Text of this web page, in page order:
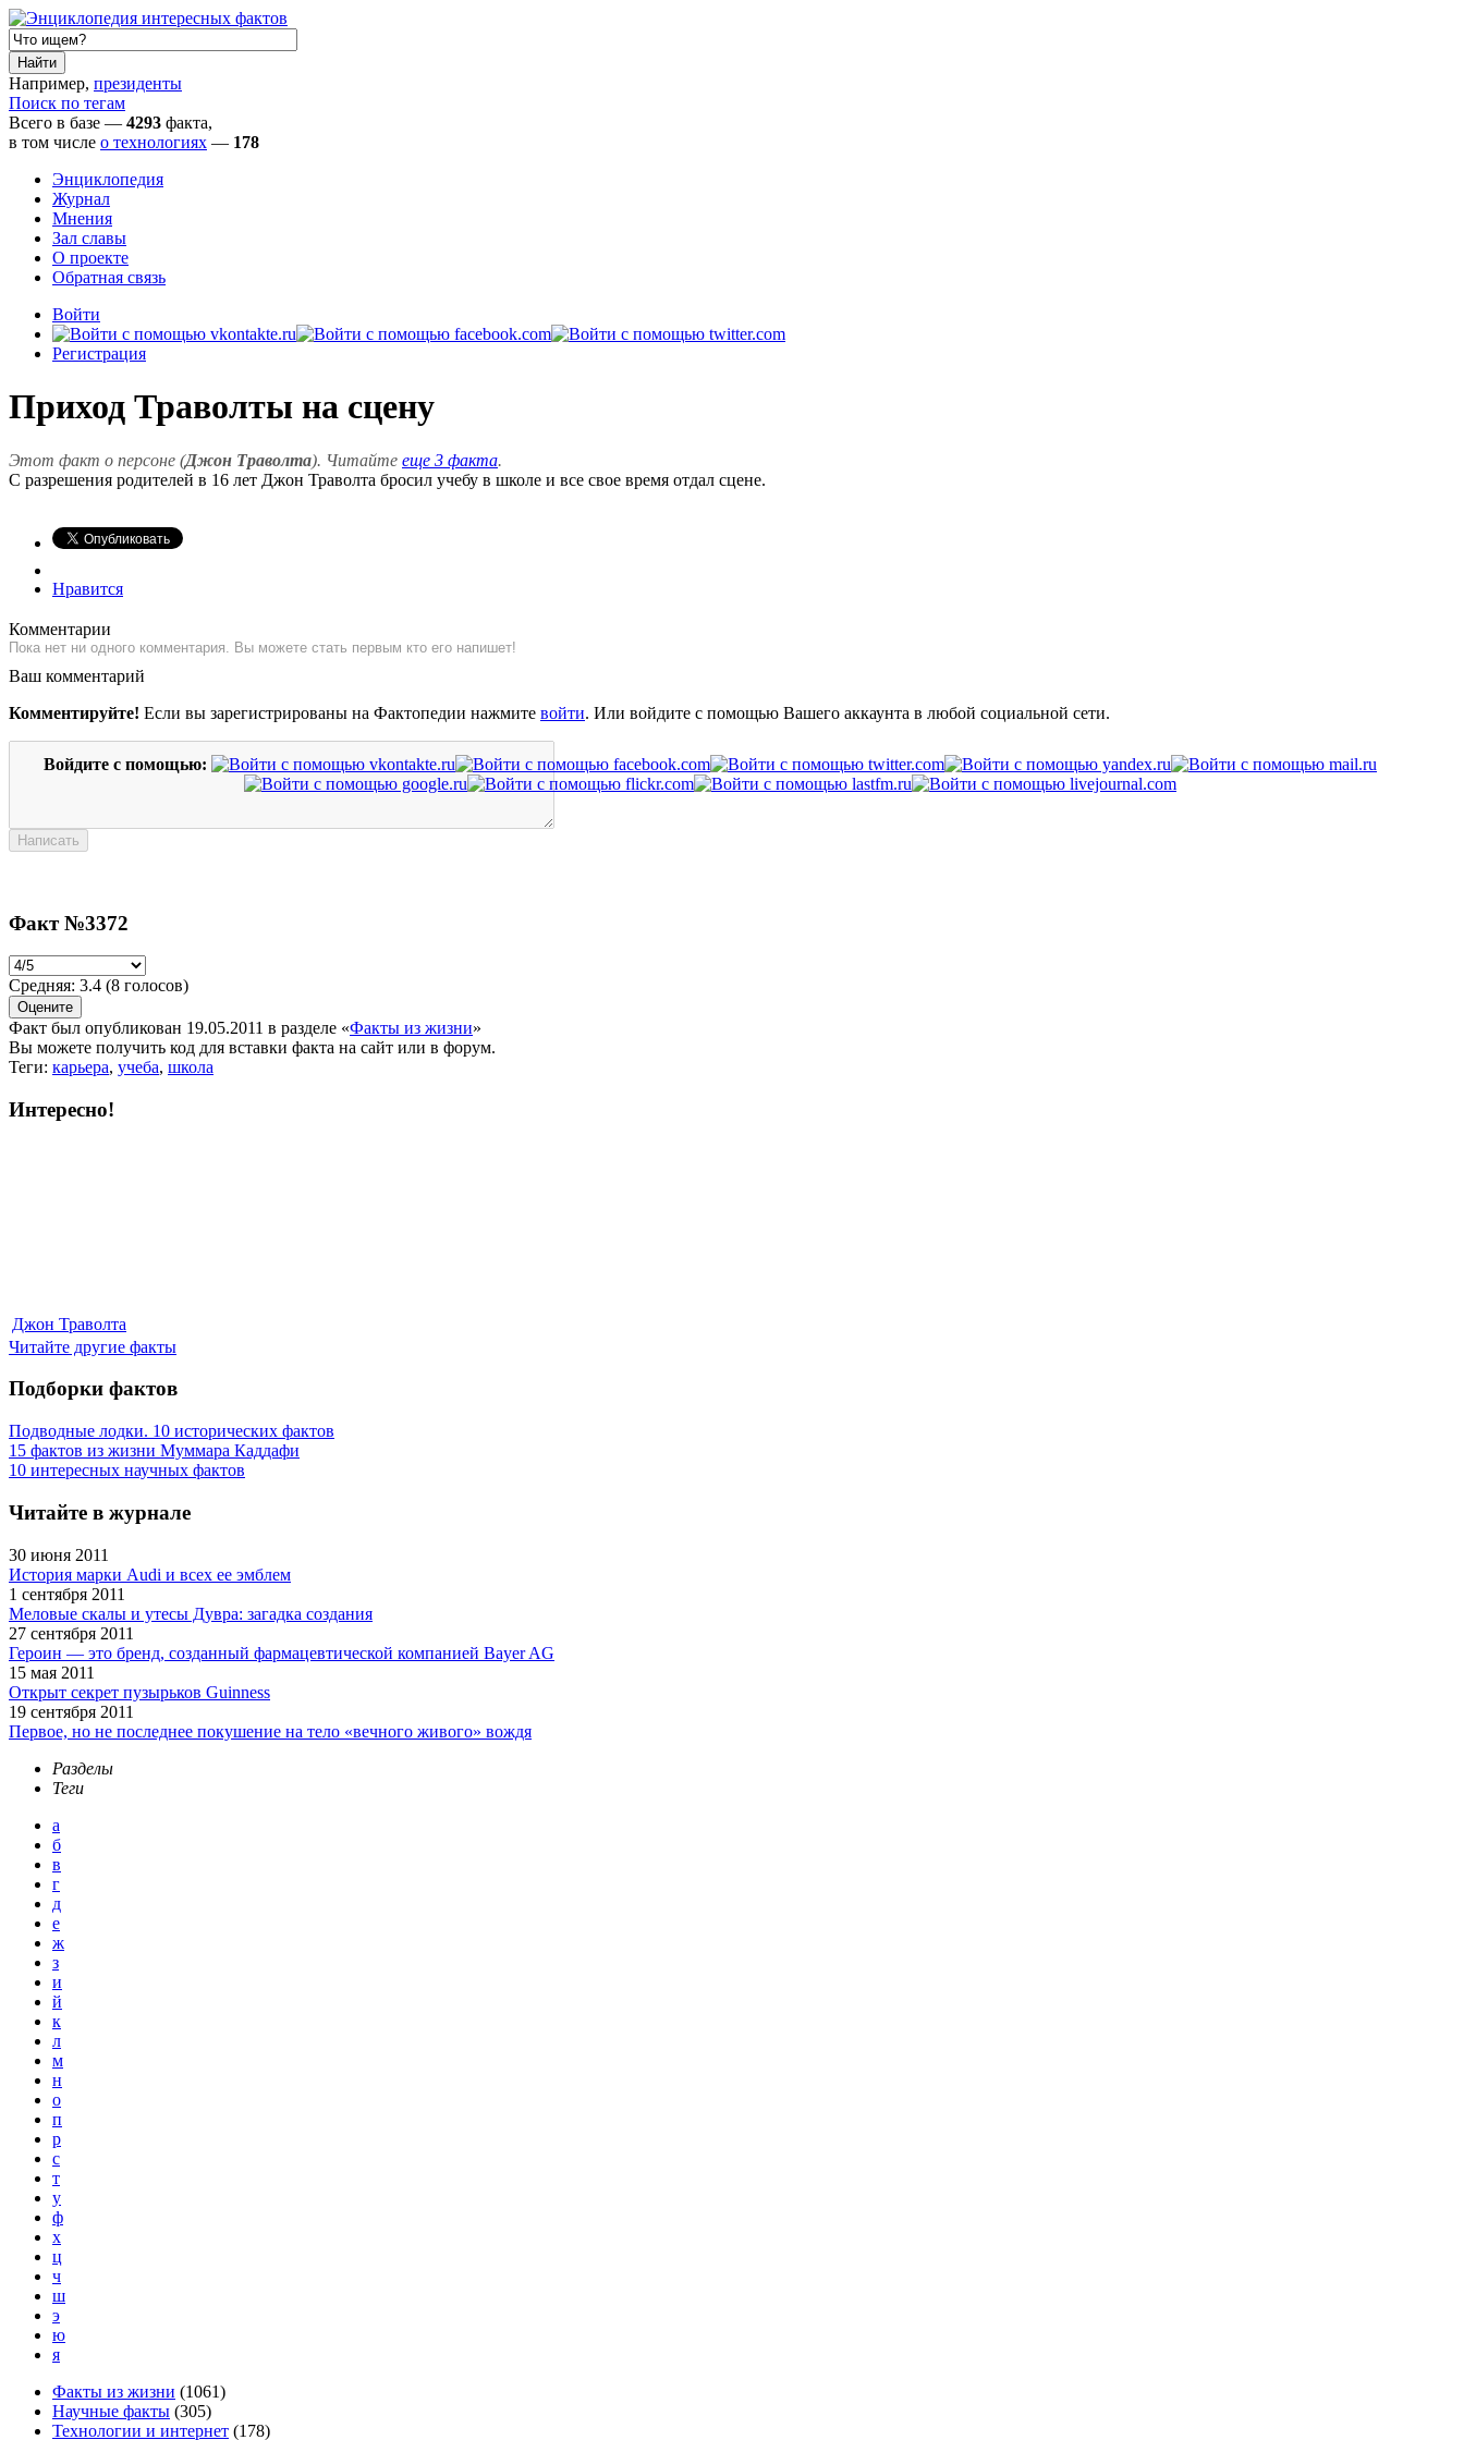
Например, президенты
Поиск по тегам
Всего в базе — 4293 факта,
в том числе о технологиях — 178
Энциклопедия
Журнал
Мнения
Зал славы
О проекте
Обратная связь
Войти
Регистрация
Приход Траволты на сцену
Этот факт о персоне (Джон Траволта). Читайте еще 3 факта.
С разрешения родителей в 16 лет Джон Траволта бросил учебу в школе и все свое время отдал сцене.
Нравится
Комментарии
Пока нет ни одного комментария. Вы можете стать первым кто его напишет!
Ваш комментарий
Комментируйте! Если вы зарегистрированы на Фактопедии нажмите войти. Или войдите с помощью Вашего аккаунта в любой социальной сети.
Войдите с помощью:
Факт №3372
Средняя: 3.4 (8 голосов)
Факт был опубликован 19.05.2011 в разделе «Факты из жизни»
Вы можете получить код для вставки факта на сайт или в форум.
Теги: карьера, учеба, школа
Интересно!
Джон Траволта
Читайте другие факты
Подборки фактов
Подводные лодки. 10 исторических фактов
15 фактов из жизни Муммара Каддафи
10 интересных научных фактов
Читайте в журнале
30 июня 2011
История марки Audi и всех ее эмблем
1 сентября 2011
Меловые скалы и утесы Дувра: загадка создания
27 сентября 2011
Героин — это бренд, созданный фармацевтической компанией Bayer AG
15 мая 2011
Открыт секрет пузырьков Guinness
19 сентября 2011
Первое, но не последнее покушение на тело «вечного живого» вождя
Разделы
Теги
а
б
в
г
д
е
ж
з
и
й
к
л
м
н
о
п
р
с
т
у
ф
х
ц
ч
ш
э
ю
я
Факты из жизни (1061)
Научные факты (305)
Технологии и интернет (178)